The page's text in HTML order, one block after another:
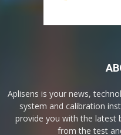
Aplisens is your news,
system and calibration
provide you with the latest
from the test